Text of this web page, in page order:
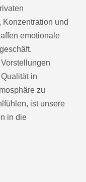
und
emotionale
in
zu
ist unsere
in die